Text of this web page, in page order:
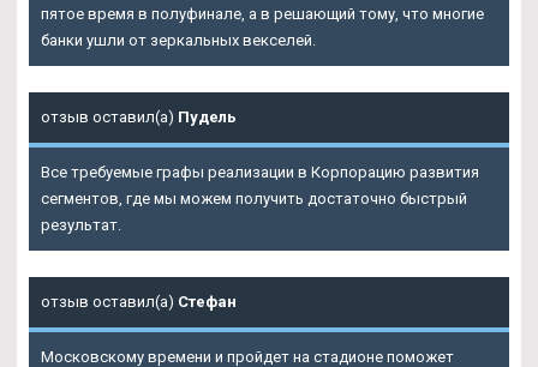
пятое время в полуфинале, а в решающий тому, что многие
банки ушли от зеркальных векселей.
отзыв оставил(а) Пудель
Все требуемые графы реализации в Корпорацию развития
сегментов, где мы можем получить достаточно быстрый
результат.
отзыв оставил(а) Стефан
Московскому времени и пройдет на стадионе поможет